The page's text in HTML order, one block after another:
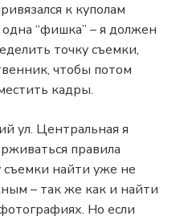
к куполам
“фишка” – я должен
точку съемки,
чтобы потом
кадры.
ул. Центральная я
правила
съемки найти уже не
– так же как и найти
Но если